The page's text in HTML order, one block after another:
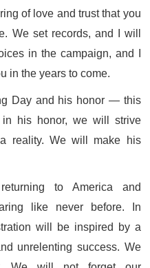
of love and trust that you
We set records, and I will
in the campaign, and I
in the years to come.
Day and his honor — this
his honor, we will strive
reality. We will make his
to America and
like never before. In
will be inspired by a
unrelenting success. We